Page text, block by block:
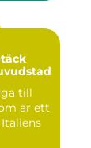
till